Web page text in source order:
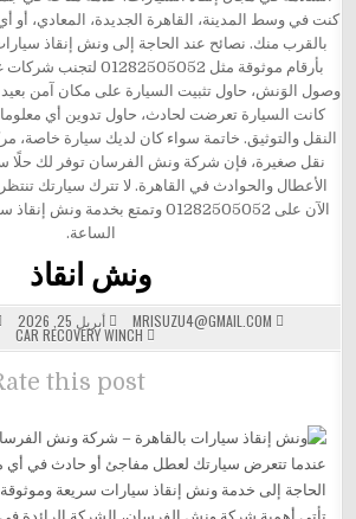
ونش انقاذ
MRISUZU4@GMAIL.COM أبريل 25, 2026
POSTED
IN
CAR RECOVERY WINCH
this post